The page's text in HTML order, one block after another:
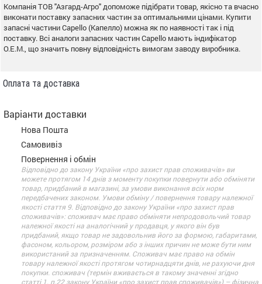
Компанія ТОВ "Азгард-Агро" допоможе підібрати товар, якісно та вчасно
виконати поставку запасних частин за оптимальними цінами. Купити
запасні частини Capello (Капелло) можна як по наявності так і під
поставку. Всі аналоги запасних частин Capello мають індифікатор
O.E.M., що значить повну відповідність вимогам заводу виробника.
Оплата та доставка
Варіанти доставки
Нова Пошта
Самовивіз
Повернення і обмін
Відповідно до закону України «про захист прав споживачів» ви
можете протягом 14 днів з моменту покупки повернути або обміняти
товар, придбаний в магазині, за умови виконання всіх норм
передбачених законом. Умови обміну / повернення товару належної
якості стаття 9. Відповідно до закону України «про захист прав
споживачів»: споживач має право обміняти непродовольчий товар
належної якості на аналогічний у продавця, у якого він був
придбаний, якщо товар не задовольнив його за формою, габаритами,
фасоном, кольором, розміром або з інших причин не може бути ним
використаний за призначенням. Споживач має право на обмін
товару належної якості протягом чотирнадцяти днів, не рахуючи дня
покупки. споживач (термін вживається в такому значенні згідно
статті 1. п.22 закону України «про захист прав споживачів») – фізична